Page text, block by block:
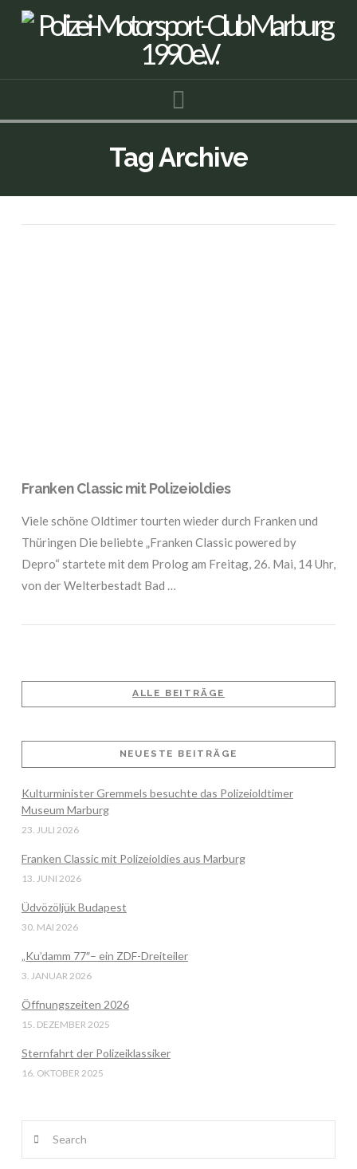
Tag Archive
Franken Classic mit Polizeioldies
Viele schöne Oldtimer tourten wieder durch Franken und
Thüringen Die beliebte „Franken Classic powered by
Depro“ startete mit dem Prolog am Freitag, 26. Mai, 14 Uhr,
von der Welterbestadt Bad …
ALLE BEITRÄGE
NEUESTE BEITRÄGE
Kulturminister Gremmels besuchte das Polizeioldtimer
Museum Marburg
23. JULI 2026
Franken Classic mit Polizeioldies aus Marburg
13. JUNI 2026
Üdvözöljük Budapest
30. MAI 2026
„Ku’damm 77″– ein ZDF-Dreiteiler
3. JANUAR 2026
Öffnungszeiten 2026
15. DEZEMBER 2025
Sternfahrt der Polizeiklassiker
16. OKTOBER 2025